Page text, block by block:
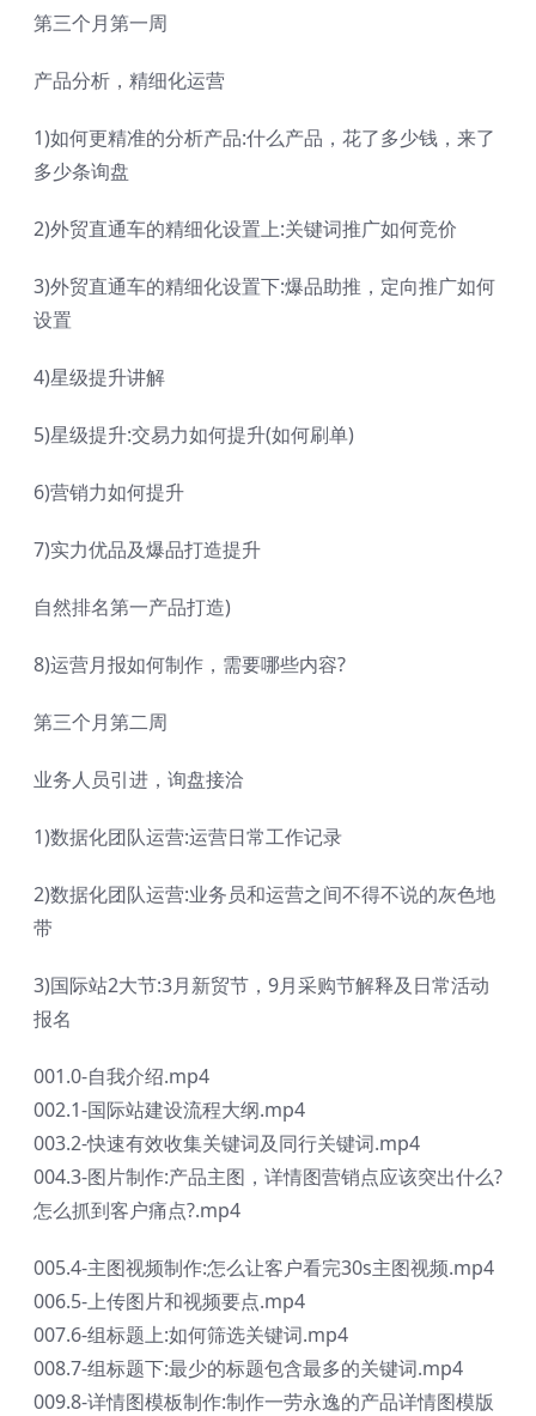
第三个月第一周
产品分析，精细化运营
1)如何更精准的分析产品:什么产品，花了多少钱，来了
多少条询盘
2)外贸直通车的精细化设置上:关键词推广如何竞价
3)外贸直通车的精细化设置下:爆品助推，定向推广如何
设置
4)星级提升讲解
5)星级提升:交易力如何提升(如何刷单)
6)营销力如何提升
7)实力优品及爆品打造提升
自然排名第一产品打造)
8)运营月报如何制作，需要哪些内容?
第三个月第二周
业务人员引进，询盘接洽
1)数据化团队运营:运营日常工作记录
2)数据化团队运营:业务员和运营之间不得不说的灰色地
带
3)国际站2大节:3月新贸节，9月采购节解释及日常活动
报名
001.0-自我介绍.mp4
002.1-国际站建设流程大纲.mp4
003.2-快速有效收集关键词及同行关键词.mp4
004.3-图片制作:产品主图，详情图营销点应该突出什么?
怎么抓到客户痛点?.mp4
005.4-主图视频制作:怎么让客户看完30s主图视频.mp4
006.5-上传图片和视频要点.mp4
007.6-组标题上:如何筛选关键词.mp4
008.7-组标题下:最少的标题包含最多的关键词.mp4
009.8-详情图模板制作:制作一劳永逸的产品详情图模版